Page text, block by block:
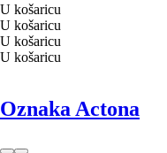
U košaricu
U košaricu
U košaricu
U košaricu
Oznaka Actona